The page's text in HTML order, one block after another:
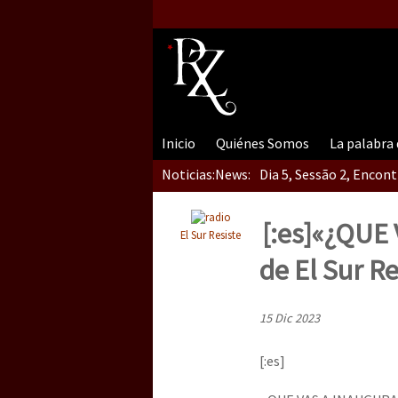
Inicio Quiénes Somos La palabra
Noticias:News: Dia 5, Sessão 2,
Dia 5, sessão 1, do
Dia 4 – Encontro
El Sur Resiste
de El Sur
15 Dic 2023
[:es]